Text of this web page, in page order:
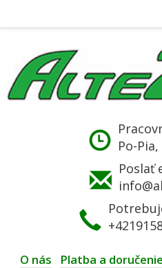
Po-
Poslať
O nás Platba a doručenie